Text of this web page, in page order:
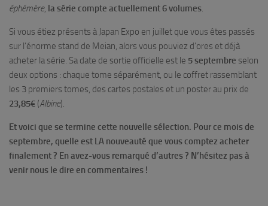
éphémère, la série compte actuellement 6 volumes.
Si vous étiez présents à Japan Expo en juillet que vous êtes passés
sur l’énorme stand de Meian, alors vous pouviez d’ores et déjà
acheter la série. Sa date de sortie officielle est le 5 septembre selon
deux options : chaque tome séparément, ou le coffret rassemblant
les 3 premiers tomes, des cartes postales et un poster au prix de
23,85€ (Albine).
Et voici que se termine cette nouvelle sélection. Pour ce mois de
septembre, quelle est LA nouveauté que vous comptez acheter
finalement ? En avez-vous remarqué d’autres ? N’hésitez pas à
venir nous le dire en commentaires !